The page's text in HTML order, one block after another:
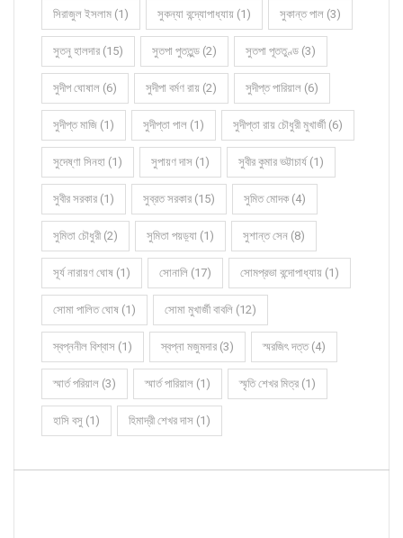
সিরাজুল ইসলাম (1) সুকন্যা বন্দ্যোপাধ্যায় (1) সুকান্ত পাল (3)
সুতনু হালদার (15) সুতপা পুততুন্ড (2) সুতপা পূততুণ্ড (3)
সুদীপ ঘোষাল (6) সুদীপা বর্মণ রায় (2) সুদীপ্ত পারিয়াল (6)
সুদীপ্ত মাজি (1) সুদীপ্তা পাল (1) সুদীপ্তা রায় চৌধুরী মুখার্জী (6)
সুদেষ্ণা সিনহা (1) সুপায়ণ দাস (1) সুবীর কুমার ভট্টাচার্য (1)
সুবীর সরকার (1) সুব্রত সরকার (15) সুমিত মোদক (4)
সুমিতা চৌধুরী (2) সুমিতা পয়ড়্যা (1) সুশান্ত সেন (8)
সূর্য নারায়ণ ঘোষ (1) সোনালি (17) সোমপ্রভা বন্দোপাধ্যায় (1)
সোমা পালিত ঘোষ (1) সোমা মুখার্জী বাবলি (12)
স্বপ্ননীল বিশ্বাস (1) স্বপ্না মজুমদার (3) স্মরজিৎ দত্ত (4)
স্মার্ত পরিয়াল (3) স্মার্ত পারিয়াল (1) স্মৃতি শেখর মিত্র (1)
হাসি বসু (1) হিমাদ্রী শেখর দাস (1)